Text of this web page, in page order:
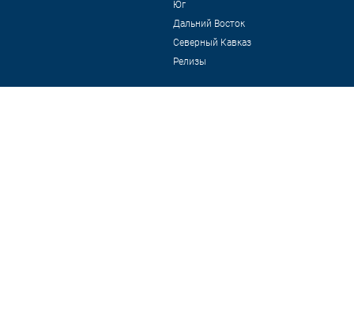
Юг
Дальний Восток
Северный Кавказ
Релизы